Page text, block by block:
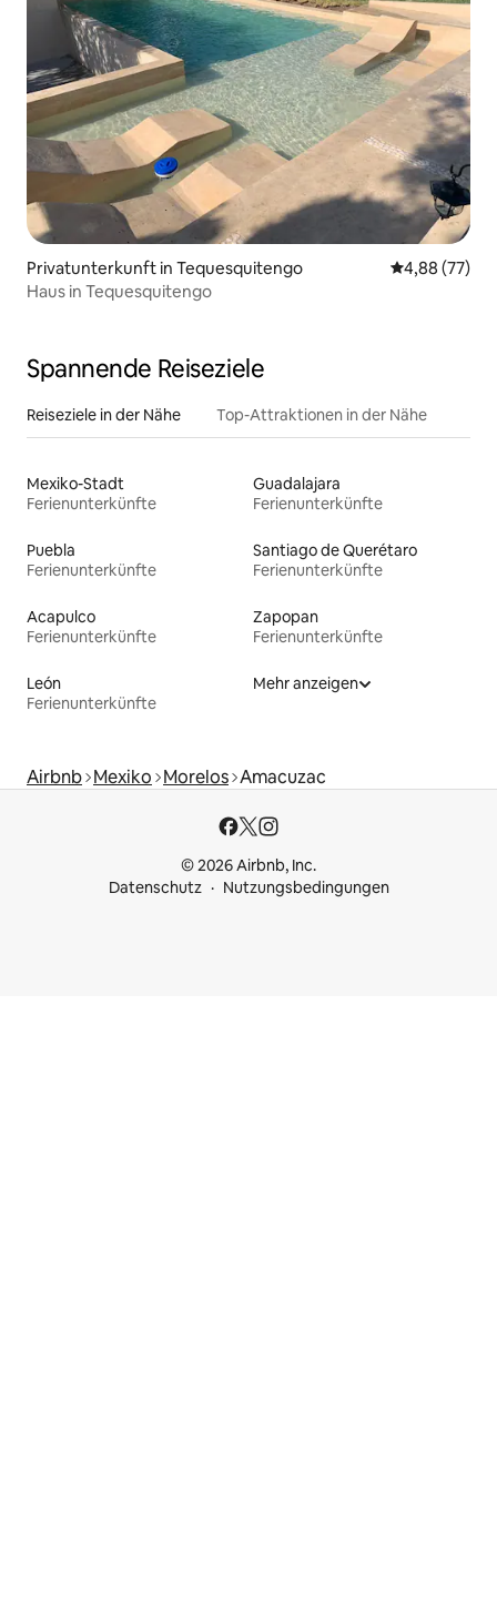
Privatunterkunft in Tequesquitengo
4,88 (77)
Haus in Tequesquitengo
Spannende Reiseziele
Reiseziele in der Nähe Top-Attraktionen in der Nähe
Mexiko-Stadt
Ferienunterkünfte
Guadalajara
Ferienunterkünfte
Puebla
Ferienunterkünfte
Santiago de Querétaro
Ferienunterkünfte
Acapulco
Ferienunterkünfte
Zapopan
Ferienunterkünfte
León
Ferienunterkünfte
Mehr anzeigen
Airbnb Mexiko Morelos Amacuzac
© 2026 Airbnb, Inc.
Datenschutz
Nutzungsbedingungen